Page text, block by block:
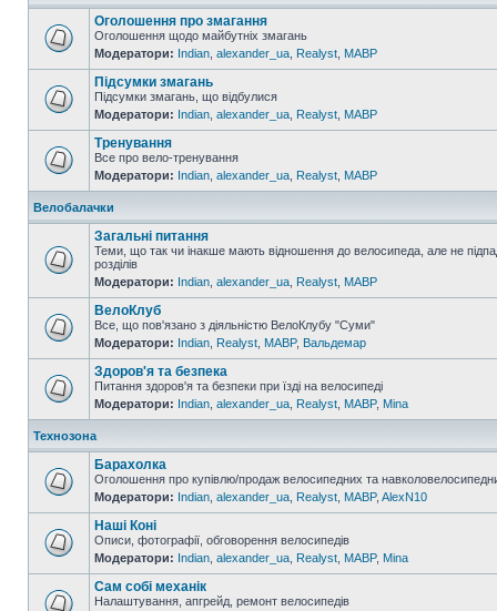
Оголошення про змагання
Оголошення щодо майбутніх змагань
Модератори: Indian alexander_ua Realyst MABP
Підсумки змагань
Підсумки змагань, що відбулися
Модератори: Indian alexander_ua Realyst MABP
Тренування
Все про вело-тренування
Модератори: Indian alexander_ua Realyst MABP
Велобалачки
Загальні питання
Теми, що так чи інакше мають відношення до велосипеда, але не
розділів
Модератори: Indian alexander_ua Realyst MABP
ВелоКлуб
Все, що пов'язано з діяльністю ВелоКлубу "Суми"
Модератори: Indian Realyst MABP, Вальдемар
Здоров'я та безпека
Питання здоров'я та безпеки при їзді на велосипеді
Модератори: Indian alexander_ua Realyst MABP, Mina
Технозона
Барахолка
Оголошення про купівлю/продаж велосипедних та
Модератори: Indian alexander_ua Realyst MABP, AlexN10
Наші Коні
Описи, фотографії, обговорення велосипедів
Модератори: Indian alexander_ua Realyst MABP, Mina
Сам собі механік
Налаштування, апгрейд, ремонт велосипедів